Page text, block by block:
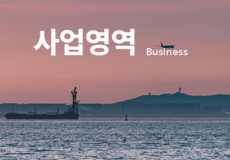
사업영역 Business